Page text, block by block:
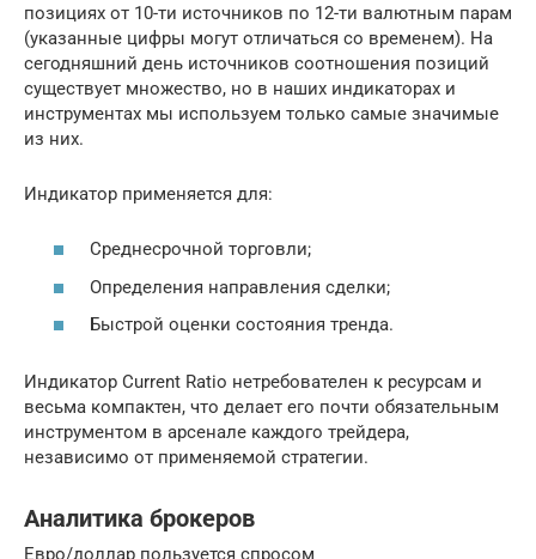
позициях от 10-ти источников по 12-ти валютным парам
(указанные цифры могут отличаться со временем). На
сегодняшний день источников соотношения позиций
существует множество, но в наших индикаторах и
инструментах мы используем только самые значимые
из них.
Индикатор применяется для:
Среднесрочной торговли;
Определения направления сделки;
Быстрой оценки состояния тренда.
Индикатор Current Ratio нетребователен к ресурсам и
весьма компактен, что делает его почти обязательным
инструментом в арсенале каждого трейдера,
независимо от применяемой стратегии.
Аналитика брокеров
Евро/доллар пользуется спросом